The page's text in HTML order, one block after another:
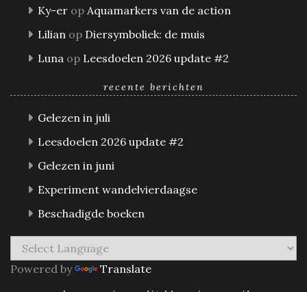
Ky-er op Aquamarkers van de action
Lilian op Diersymboliek: de muis
Luna op Leesdoelen 2026 update #2
recente berichten
Gelezen in juli
Leesdoelen 2026 update #2
Gelezen in juni
Experiment wandelvierdaagse
Beschadigde boeken
Powered by Translate